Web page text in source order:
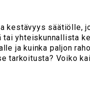
kestävyys säätiölle,
yhteiskunnallista
ja kuinka paljon
tarkoitusta? Voiko